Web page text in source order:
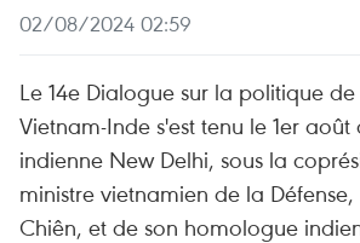
02/08/2024 02:59
Le 14e Dialogue sur la politique
Vietnam-Inde s'est tenu le 1er
indienne New Delhi, sous la
ministre vietnamien de la
Chiên, et de son homologue